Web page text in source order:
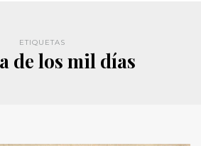
ETIQUETAS
de los mil días